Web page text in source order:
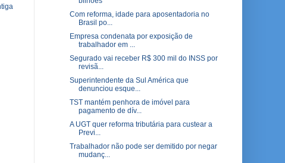
Com reforma, idade para aposentadoria no
Brasil po...
Empresa condenata por exposição de
trabalhador em ...
Segurado vai receber R$ 300 mil do INSS por
revisã...
Superintendente da Sul América que
denunciou esque...
TST mantém penhora de imóvel para
pagamento de dív...
A UGT quer reforma tributária para custear a
Previ...
Trabalhador não pode ser demitido por negar
mudanç...